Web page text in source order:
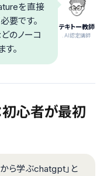
テキトー教師
.AI認定講師
を直接
要です。
のノーコ
。
初心者が最初
から学ぶchatgpt」と